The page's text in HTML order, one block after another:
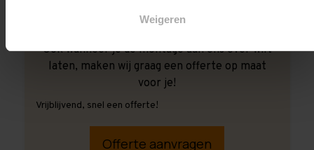
Weigeren
Ook wanneer je de montage aan ons over wilt
laten, maken wij graag een offerte op maat
voor je!
Vrijblijvend, snel een offerte!
Offerte aanvragen